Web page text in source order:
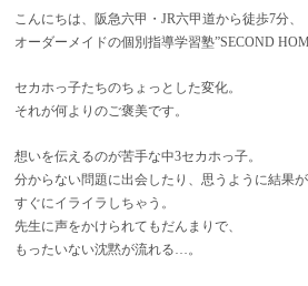
こんにちは、阪急六甲・JR六甲道から徒歩7分、
オーダーメイドの個別指導学習塾”SECOND
セカホっ子たちのちょっとした変化。
それが何よりのご褒美です。
想いを伝えるのが苦手な中3セカホっ子。
分からない問題に出会したり、思うように結果
すぐにイライラしちゃう。
先生に声をかけられてもだんまりで、
もったいない沈黙が流れる…。